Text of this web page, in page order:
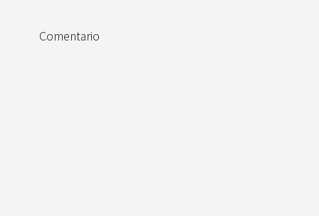
Comentario